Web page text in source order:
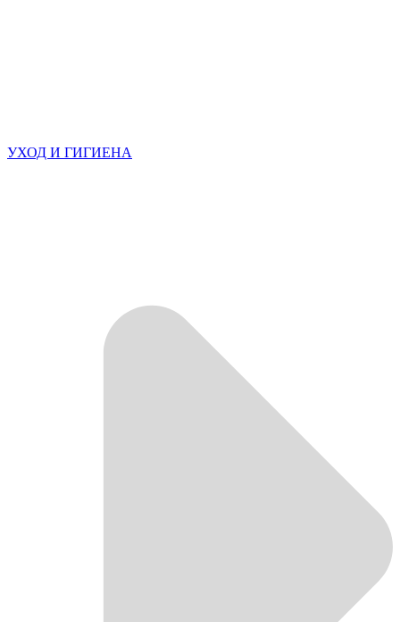
УХОД И ГИГИЕНА